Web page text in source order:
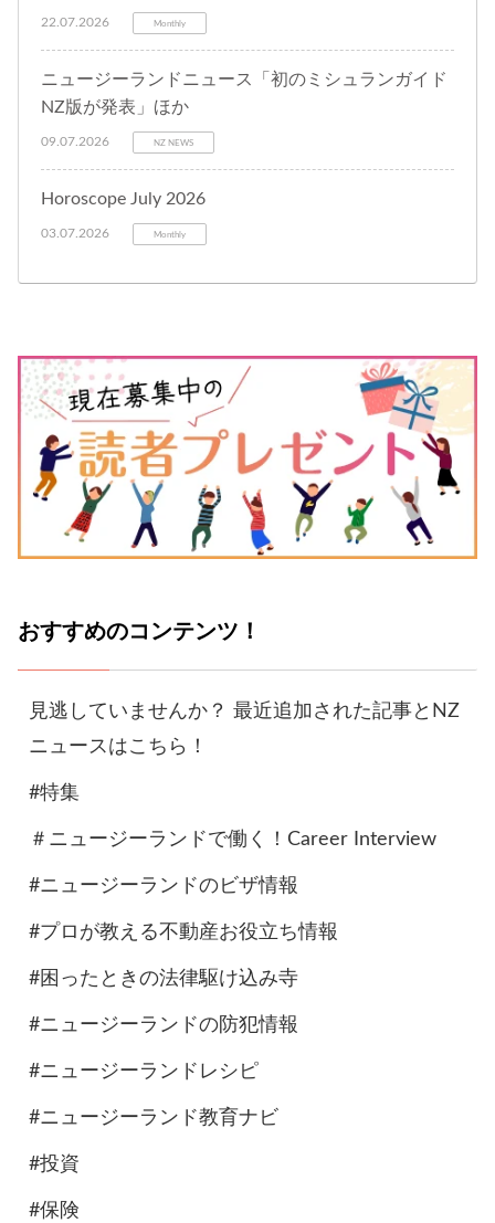
22.07.2026 Monthly
ニュージーランドニュース「初のミシュランガイド
NZ版が発表」ほか
09.07.2026 NZ NEWS
Horoscope July 2026
03.07.2026 Monthly
おすすめのコンテンツ！
見逃していませんか？ 最近追加された記事とNZ
ニュースはこちら！
#特集
＃ニュージーランドで働く！Career Interview
#ニュージーランドのビザ情報
#プロが教える不動産お役立ち情報
#困ったときの法律駆け込み寺
#ニュージーランドの防犯情報
#ニュージーランドレシピ
#ニュージーランド教育ナビ
#投資
#保険